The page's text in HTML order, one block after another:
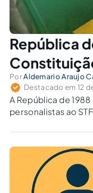
República
PorAldemario Araujo
Destacado em 12
A República de
personalistas ao
impeachment de
ainda a negociação
opacidade